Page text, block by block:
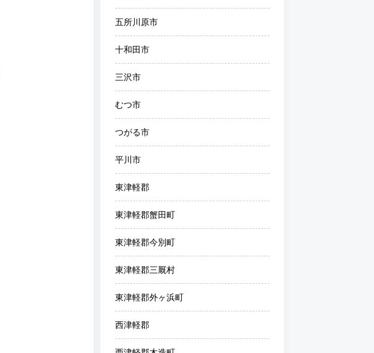
五所川原市
十和田市
三沢市
むつ市
つがる市
平川市
東津軽郡
東津軽郡蟹田町
東津軽郡今別町
東津軽郡三厩村
東津軽郡外ヶ浜町
西津軽郡